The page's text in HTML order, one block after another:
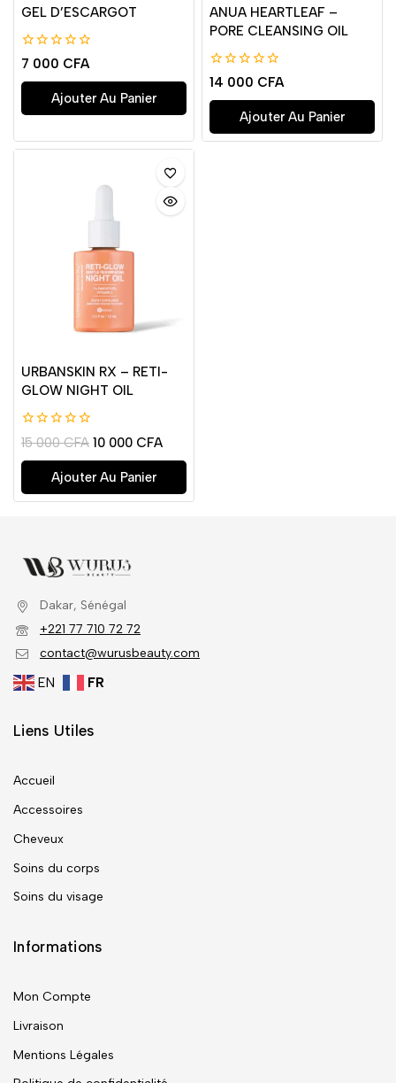
GEL D’ESCARGOT
0
de
5
7 000 CFA
Ajouter Au Panier
ANUA HEARTLEAF –
PORE CLEANSING OIL
0
de
5
14 000 CFA
Ajouter Au Panier
URBANSKIN RX – RETI-
GLOW NIGHT OIL
0
de
5
15 000CFA 10 000 CFA
Ajouter Au Panier
Dakar, Sénégal
+221 77 710 72 72
contact@wurusbeauty.com
EN FR
Liens Utiles
Accueil
Accessoires
Cheveux
Soins du corps
Soins du visage
Informations
Mon Compte
Livraison
Mentions Légales